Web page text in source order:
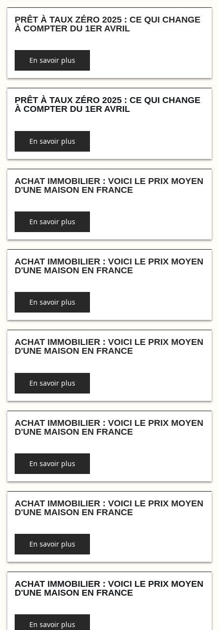
PRÊT À TAUX ZÉRO 2025 : CE QUI CHANGE
À COMPTER DU 1ER AVRIL
En savoir plus
PRÊT À TAUX ZÉRO 2025 : CE QUI CHANGE
À COMPTER DU 1ER AVRIL
En savoir plus
ACHAT IMMOBILIER : VOICI LE PRIX MOYEN
D'UNE MAISON EN FRANCE
En savoir plus
ACHAT IMMOBILIER : VOICI LE PRIX MOYEN
D'UNE MAISON EN FRANCE
En savoir plus
ACHAT IMMOBILIER : VOICI LE PRIX MOYEN
D'UNE MAISON EN FRANCE
En savoir plus
ACHAT IMMOBILIER : VOICI LE PRIX MOYEN
D'UNE MAISON EN FRANCE
En savoir plus
ACHAT IMMOBILIER : VOICI LE PRIX MOYEN
D'UNE MAISON EN FRANCE
En savoir plus
ACHAT IMMOBILIER : VOICI LE PRIX MOYEN
D'UNE MAISON EN FRANCE
En savoir plus